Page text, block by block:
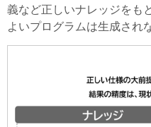
義など正しいナレッジをも
よいプログラムは生成され